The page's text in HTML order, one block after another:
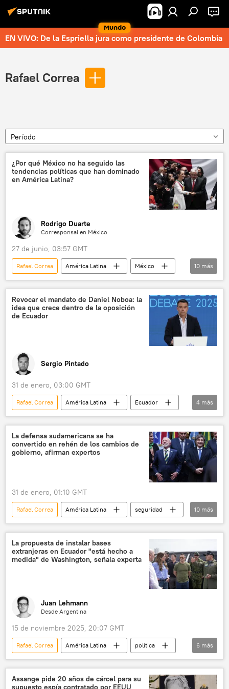
Mundo
EN VIVO: De la Espriella jura como presidente de Colombia
Rafael Correa
Período
¿Por qué México no ha seguido las
tendencias políticas que han dominado
en América Latina?
Rodrigo Duarte
Corresponsal en México
27 de junio, 03:57 GMT
Rafael Correa América Latina
México
Movimiento de Regeneración Nacional (Morena)
Claudia Sheinbaum
Andrés Manuel López Obrador
Venezuela
Partido Acción Nacional (PAN)
Partido Revolucionario Institucional (PRI)
10 más
Revocar el mandato de Daniel Noboa: la
idea que crece dentro de la oposición
de Ecuador
Sergio Pintado
31 de enero, 03:00 GMT
Rafael Correa América Latina
Ecuador
Daniel Noboa
Consejo Nacional Electoral (CNE) de Ecuador
💬 Opinión y Análisis
4 más
La defensa sudamericana se ha
convertido en rehén de los cambios de
gobierno, afirman expertos
31 de enero, 01:10 GMT
Rafael Correa América Latina
seguridad
Charles Pennaforte
Hugo Chávez
Argentina
Consejo de Defensa Suramericano (CDS)
10 más
La propuesta de instalar bases
extranjeras en Ecuador "está hecho a
medida" de Washington, señala experta
Juan Lehmann
Desde Argentina
15 de noviembre 2025, 20:07 GMT
Rafael Correa América Latina
política
Daniel Noboa
Washington
Ecuador
EEUU
Casa Blanca
6 más
Assange pide 20 años de cárcel para su
supuesto espía contratado por EEUU